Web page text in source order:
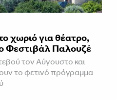
χωριό για θέατρο,
Φεστιβάλ Παλουζέ
τον Αύγουστο και
το φετινό πρόγραμμα